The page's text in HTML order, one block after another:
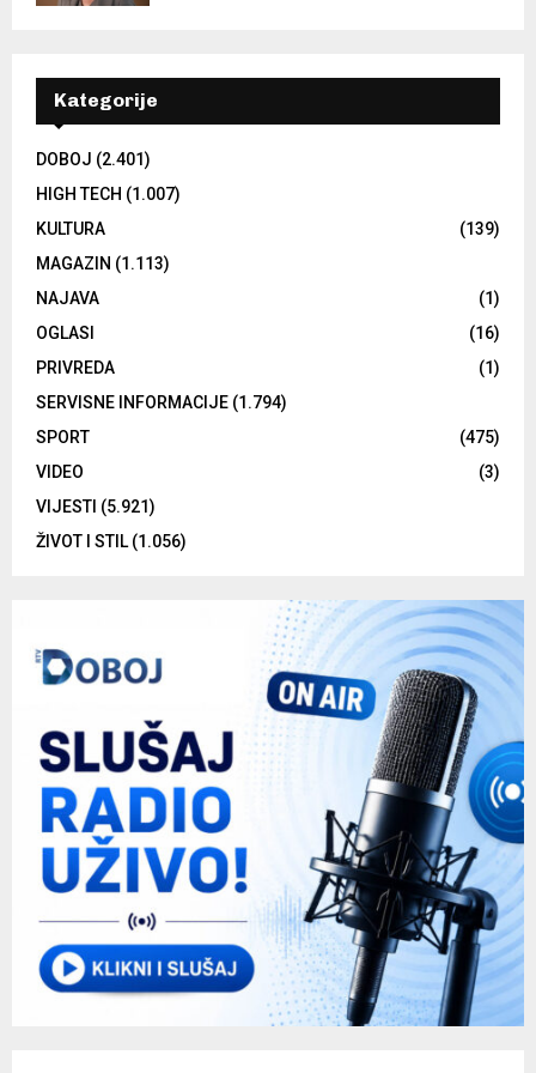
Kategorije
DOBOJ (2.401)
HIGH TECH (1.007)
KULTURA
(139)
MAGAZIN (1.113)
NAJAVA
(1)
OGLASI
(16)
PRIVREDA
(1)
SERVISNE INFORMACIJE (1.794)
SPORT
(475)
VIDEO
(3)
VIJESTI (5.921)
ŽIVOT I STIL (1.056)